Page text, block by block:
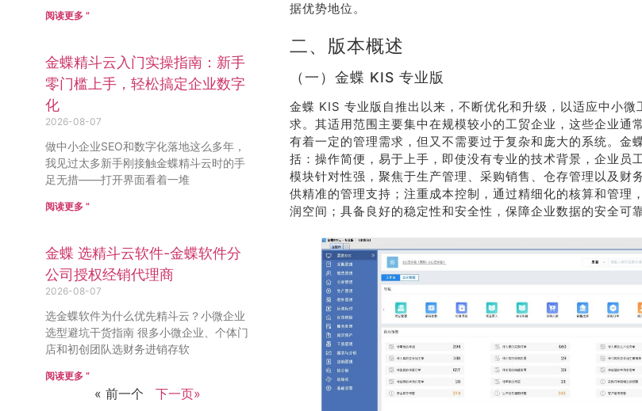
阅读更多 ”
金蝶精斗云入门实操指南：新手
零门槛上手，轻松搞定企业数字
化
2026-08-07
做中小企业SEO和数字化落地这么多年，
我见过太多新手刚接触金蝶精斗云时的手
足无措——打开界面看着一堆
阅读更多 ”
金蝶 选精斗云软件-金蝶软件分
公司授权经销代理商
2026-08-07
选金蝶软件为什么优先精斗云？小微企业
选型避坑干货指南 很多小微企业、个体门
店和初创团队选财务进销存软
阅读更多 ”
« 前一个 下一页»
据优势地位。
二、版本概述
（一）金蝶 KIS 专业版
金蝶 KIS 专业版自推出以来，不断优化和升级，以适应中小微
求。其适用范围主要集中在规模较小的工贸企业，这些企业通
有着一定的管理需求，但又不需要过于复杂和庞大的系统。金
括：操作简便，易于上手，即使没有专业的技术背景，企业员
模块针对性强，聚焦于生产管理、采购销售、仓存管理以及财
供精准的管理支持；注重成本控制，通过精细化的核算和管理
润空间；具备良好的稳定性和安全性，保障企业数据的安全可靠